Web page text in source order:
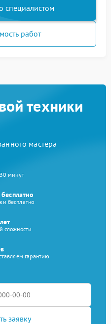
специалистом
работ
техники
мастера
минут
бесплатно
сложности
гарантию
заявку